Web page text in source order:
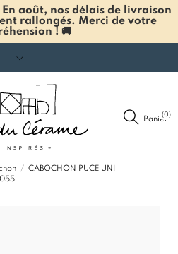
En août, nos délais de livraison
rallongés. Merci de votre
! 🚚
Panier
(0)
CABOCHON PUCE UNI